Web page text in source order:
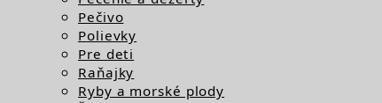
Pečivo
Polievky
Pre deti
Raňajky
Ryby a morské plody